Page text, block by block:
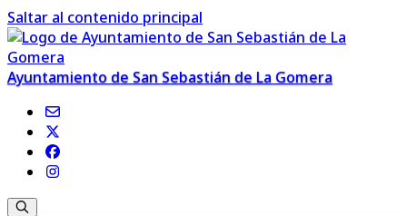
Saltar al contenido principal
Ayuntamiento de San Sebastián de La Gomera